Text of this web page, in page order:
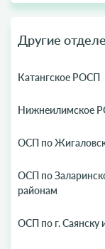
Другие
Катангское РОСП
Нижнеилимское
ОСП по
ОСП по
районам
ОСП по г. Саянску